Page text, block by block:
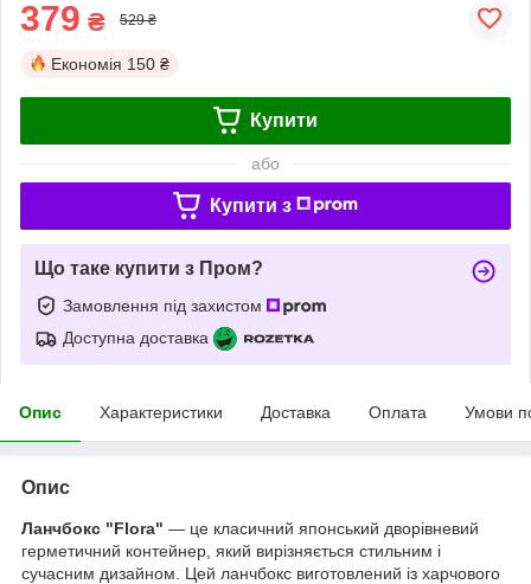
379 ₴ 529 ₴
Економія 150 ₴
Купити
або
Купити з
Що таке купити з Пром?
Замовлення під захистом
Доступна доставка
Опис Характеристики Доставка Оплата Умови
Опис
Ланчбокс "Flora" — це класичний японський дворівневий
герметичний контейнер, який вирізняється стильним і
сучасним дизайном. Цей ланчбокс виготовлений із харчового